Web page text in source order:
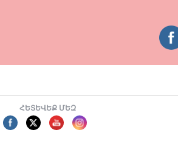
ՀԵՏԵՎԵՔ ՄԵԶ